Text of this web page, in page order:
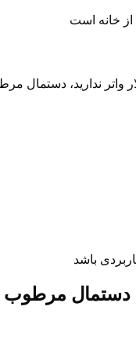
خانه است
واتر ندارید، دستمال
باشد
دستمال مرطوب